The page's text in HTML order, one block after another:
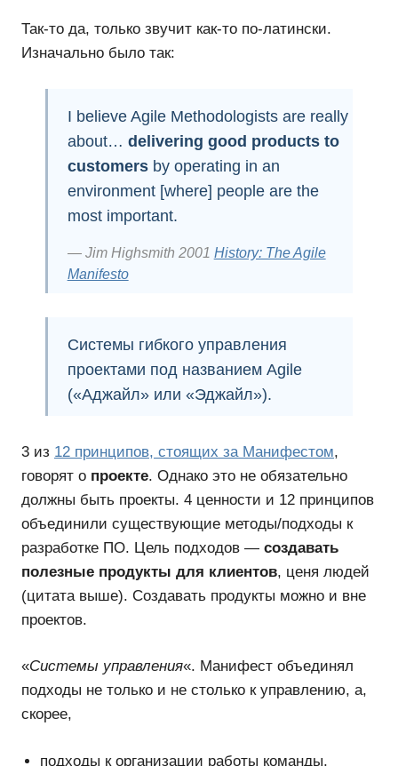
Так-то да, только звучит как-то по-латински.
Изначально было так:
I believe Agile Methodologists are really
about… delivering good products to
customersby operating in an
environment [where] people are the
most important.
Jim Highsmith 2001 History: The Agile
Manifesto
Cистемы гибкого управления
проектами под названием Agile
(«Аджайл» или «Эджайл»).
3 из 12 принципов, стоящих за Манифестом,
говорят о проекте. Однако это не обязательно
должны быть проекты. 4 ценности и 12 принципов
объединили существующие методы/подходы к
разработке ПО. Цель подходов — создавать
полезные продукты для клиентов, ценя людей
(цитата выше). Создавать продукты можно и вне
проектов.
«Системы управления«. Манифест объединял
подходы не только и не столько к управлению, а,
скорее,
подходы к организации работы команды,